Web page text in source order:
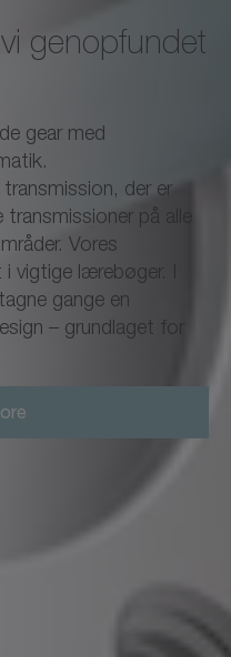
genopfundet
gear med
der er
på alle
Vores
vigtige lærebøger. I
gange en
– grundlaget for